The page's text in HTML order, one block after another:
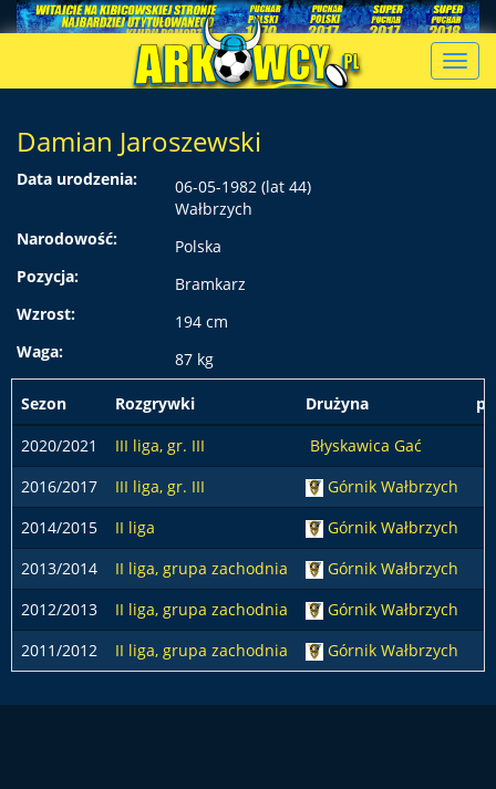
Damian Jaroszewski
Data urodzenia:
06-05-1982 (lat 44)
Wałbrzych
Narodowość:
Polska
Pozycja:
Bramkarz
Wzrost:
194 cm
Waga:
87 kg
Sezon Rozgrywki Drużyna
2020/2021
III liga, gr. III Błyskawica Gać
2016/2017
III liga, gr. III Górnik Wałbrzych
2014/2015
II liga Górnik Wałbrzych
2013/2014
II liga, grupa zachodnia Górnik Wałbrzych
2012/2013
II liga, grupa zachodnia Górnik Wałbrzych
2011/2012
II liga, grupa zachodnia Górnik Wałbrzych